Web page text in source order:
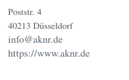
Poststr. 4
40213 Düsseldorf
info@aknr.de
https://www.aknr.de